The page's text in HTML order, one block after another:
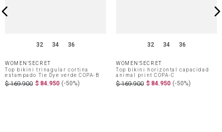
32 34 36
WOMEN'SECRET
Top bikini trinagular cortina
estampado Tie Dye verde COPA-B
$ 169.900 $ 84.950 (-50%)
32 34 36
WOMEN'SECRET
Top bikini horizontal capacidad
animal print COPA-C
$ 169.900 $ 84.950 (-50%)